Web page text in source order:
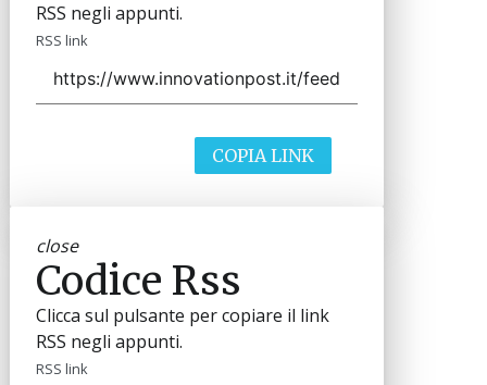
RSS negli appunti.
RSS link
COPIA LINK
close
Codice Rss
Clicca sul pulsante per copiare il link
RSS negli appunti.
RSS link